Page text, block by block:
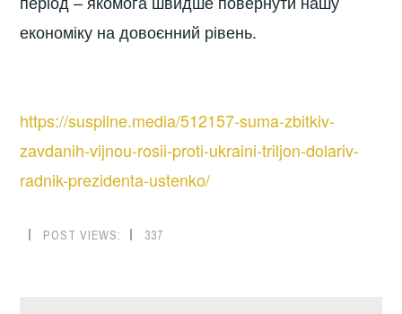
економіку на довоєнний рівень.
https://suspilne.media/512157-suma-zbitkiv-
zavdanih-vijnou-rosii-proti-ukraini-triljon-dolariv-
radnik-prezidenta-ustenko/
POST VIEWS: 337